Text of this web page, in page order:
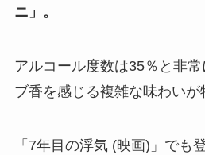
ニ」。
アルコール度数は35％と非
ブ香を感じる複雑な味わいが
「7年目の浮気 (映画)」でも